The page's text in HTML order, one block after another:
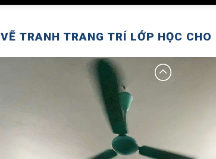
TRANH TRANG TRÍ LỚP HỌC